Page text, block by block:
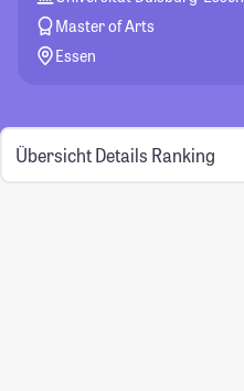
Master of Arts
Essen
Übersicht Details Ranking